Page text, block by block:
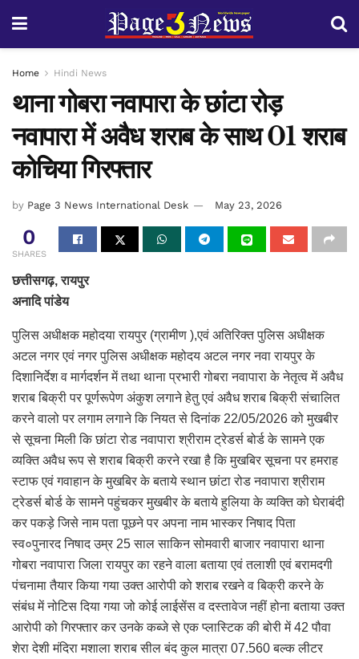
Home Hindi News
थाना गोबरा नवापारा के छांटा रोड़
नवापारा में अवैध शराब के साथ 01 शराब
कोचिया गिरफ्तार
by Page 3 News International Desk May 23, 2026
0
SHARES
छत्तीसगढ़, रायपुर
अनादि पांडेय
पुलिस अधीक्षक महोदया रायपुर (ग्रामीण ),एवं अतिरिक्त पुलिस अधीक्षक
अटल नगर एवं नगर पुलिस अधीक्षक महोदय अटल नगर नवा रायपुर के
दिशानिर्देश व मार्गदर्शन में तथा थाना प्रभारी गोबरा नवापारा के नेतृत्व में अवैध
शराब बिक्री पर पूर्णरूपेण अंकुश लगाने हेतु एवं अवैध शराब बिक्री संचालित
करने वालो पर लगाम लगाने कि नियत से दिनांक 22/05/2026 को मुखबीर
से सूचना मिली कि छांटा रोड नवापारा श्रीराम ट्रेडर्स बोर्ड के सामने एक
व्यक्ति अवैध रूप से शराब बिक्री करने रखा है कि मुखबिर सूचना पर हमराह
स्टाफ एवं गवाहान के मुखबिर के बताये स्थान छांटा रोड नवापारा श्रीराम
ट्रेडर्स बोर्ड के सामने पहुंचकर मुखबीर के बताये हुलिया के व्यक्ति को घेराबंदी
कर पकड़े जिसे नाम पता पूछने पर अपना नाम भास्कर निषाद पिता
स्व०पुनारद निषाद उम्र 25 साल साकिन सोमवारी बाजार नवापारा थाना
गोबरा नवापारा जिला रायपुर का रहने वाला बताया एवं तलाशी एवं बरामदगी
पंचनामा तैयार किया गया उक्त आरोपी को शराब रखने व बिक्री करने के
संबंध में नोटिस दिया गया जो कोई लाईसेंस व दस्तावेज नहीं होना बताया उक्त
आरोपी को गिरफ्तार कर उनके कब्जे से एक प्लास्टिक की बोरी में 42 पौवा
शेरा देशी मंदिरा मशाला शराब सील बंद कुल मात्रा 07.560 बल्क लीटर